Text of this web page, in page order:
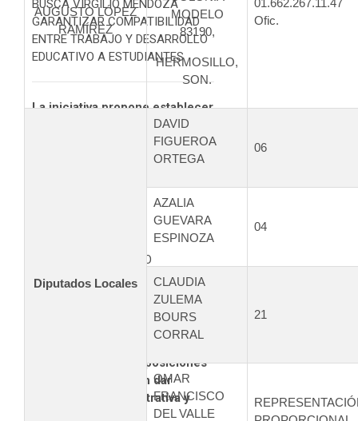
BUSCA VIRGILIO MENDOZA
GARANTIZAR COMPATIBILIDAD
ENTRE TRABAJO Y DESARROLLO
EDUCATIVO A ESTUDIANTES
La iniciativa propone establecer
que los trabajadores que
BUSCA PVEM SENADO
ARMONIZAR LA SECRETARÍA DE
ANTICORRUPCIÓN Y BUEN
Si bien, diversas disposiciones
transitorias permiten dar
continuidad administrativa y
AUGUSTO LÓPEZ
RAMÍREZ
MODELO
83190,
HERMOSILLO,
SON.
Ofic.
Diputados Locales
DAVID
FIGUEROA
ORTEGA
06
AZALIA
GUEVARA
ESPINOZA
04
CLAUDIA
ZULEMA
BOURS
CORRAL
21
OMAR
FRANCISCO
DEL VALLE